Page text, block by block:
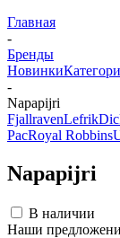
Главная
-
Бренды
Новинки
-
Napapijri
FjallravenLefrik
PacRoyal Robbins
Napapijri
В наличии
Наши